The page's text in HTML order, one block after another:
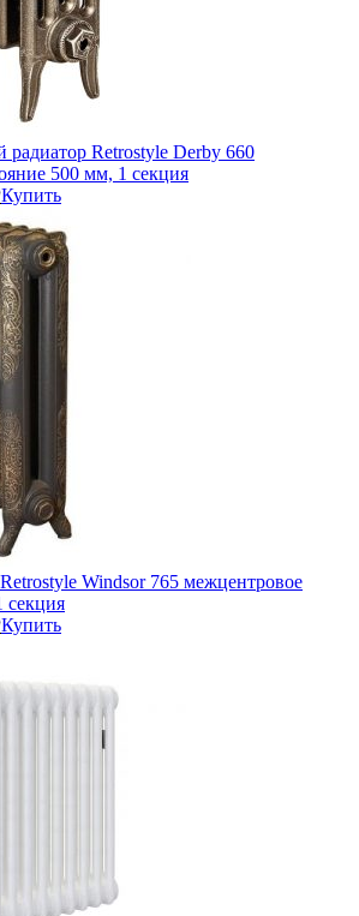
Retrostyle Derby 660
500 мм, 1 секция
Купить
Windsor 765 межцентровое
секция
Купить